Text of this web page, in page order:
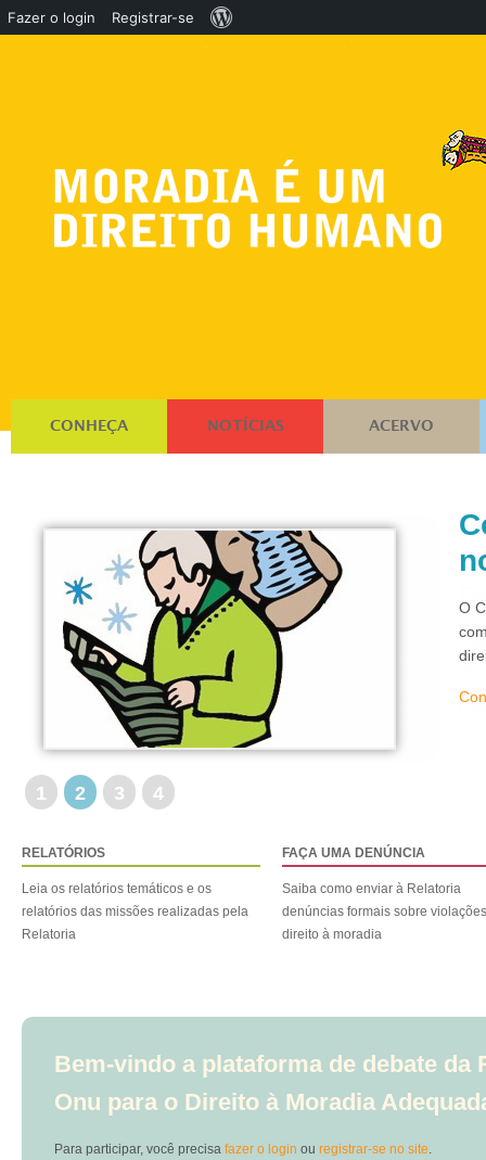
CONHEÇA NOTÍCIAS ACERVO
O
1 2 3 4
RELATÓRIOS
Leia os relatórios temáticos e os
relatórios das missões realizadas pela
Relatoria
FAÇA UMA DENÚNCIA
Saiba como enviar à Relatoria
denúncias formais sobre
direito à moradia
Bem-vindo a plataforma de debate da
Onu para o Direito à Moradia
Para participar, você precisa fazer o login ou registrar-se no site.
Fazer o login Registrar-se